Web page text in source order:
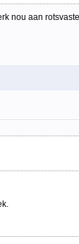
nou aan